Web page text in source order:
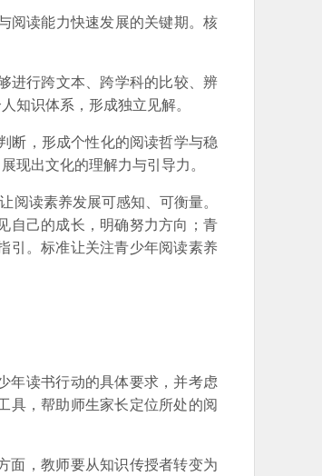
阅读能力快速发展的关键期。核
进行跨文本、跨学科的比较、辨
知识体系，形成独立见解。
断，形成个性化的阅读哲学与稳
现出文化的理解力与引导力。
读素养发展可感知、可衡量。
自己的成长，明确努力方向；青
引。标准让关注青少年阅读素养
年读书行动的具体要求，并考虑
具，帮助师生家长定位所处的阅
面，教师要从知识传授者转变为